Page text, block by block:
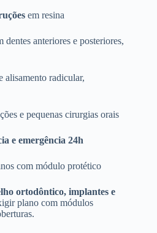
em resina
dentes anteriores e posteriores,
alisamento radicular,
e pequenas cirurgias orais
e emergência 24h
com módulo protético
ortodôntico, implantes e
plano com módulos